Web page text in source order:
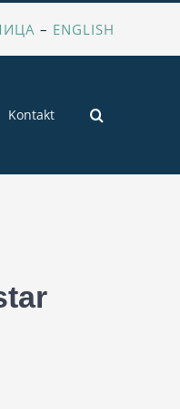
– ENGLISH
Kontakt